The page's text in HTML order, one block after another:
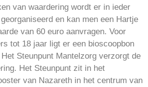
van waardering wordt er in ieder
en kan men een Hartje
van 60 euro aanvragen. Voor
tot 18 jaar ligt er een bioscoopbon
Steunpunt Mantelzorg verzorgt de
Het Steunpunt zit in het
van Nazareth in het centrum van